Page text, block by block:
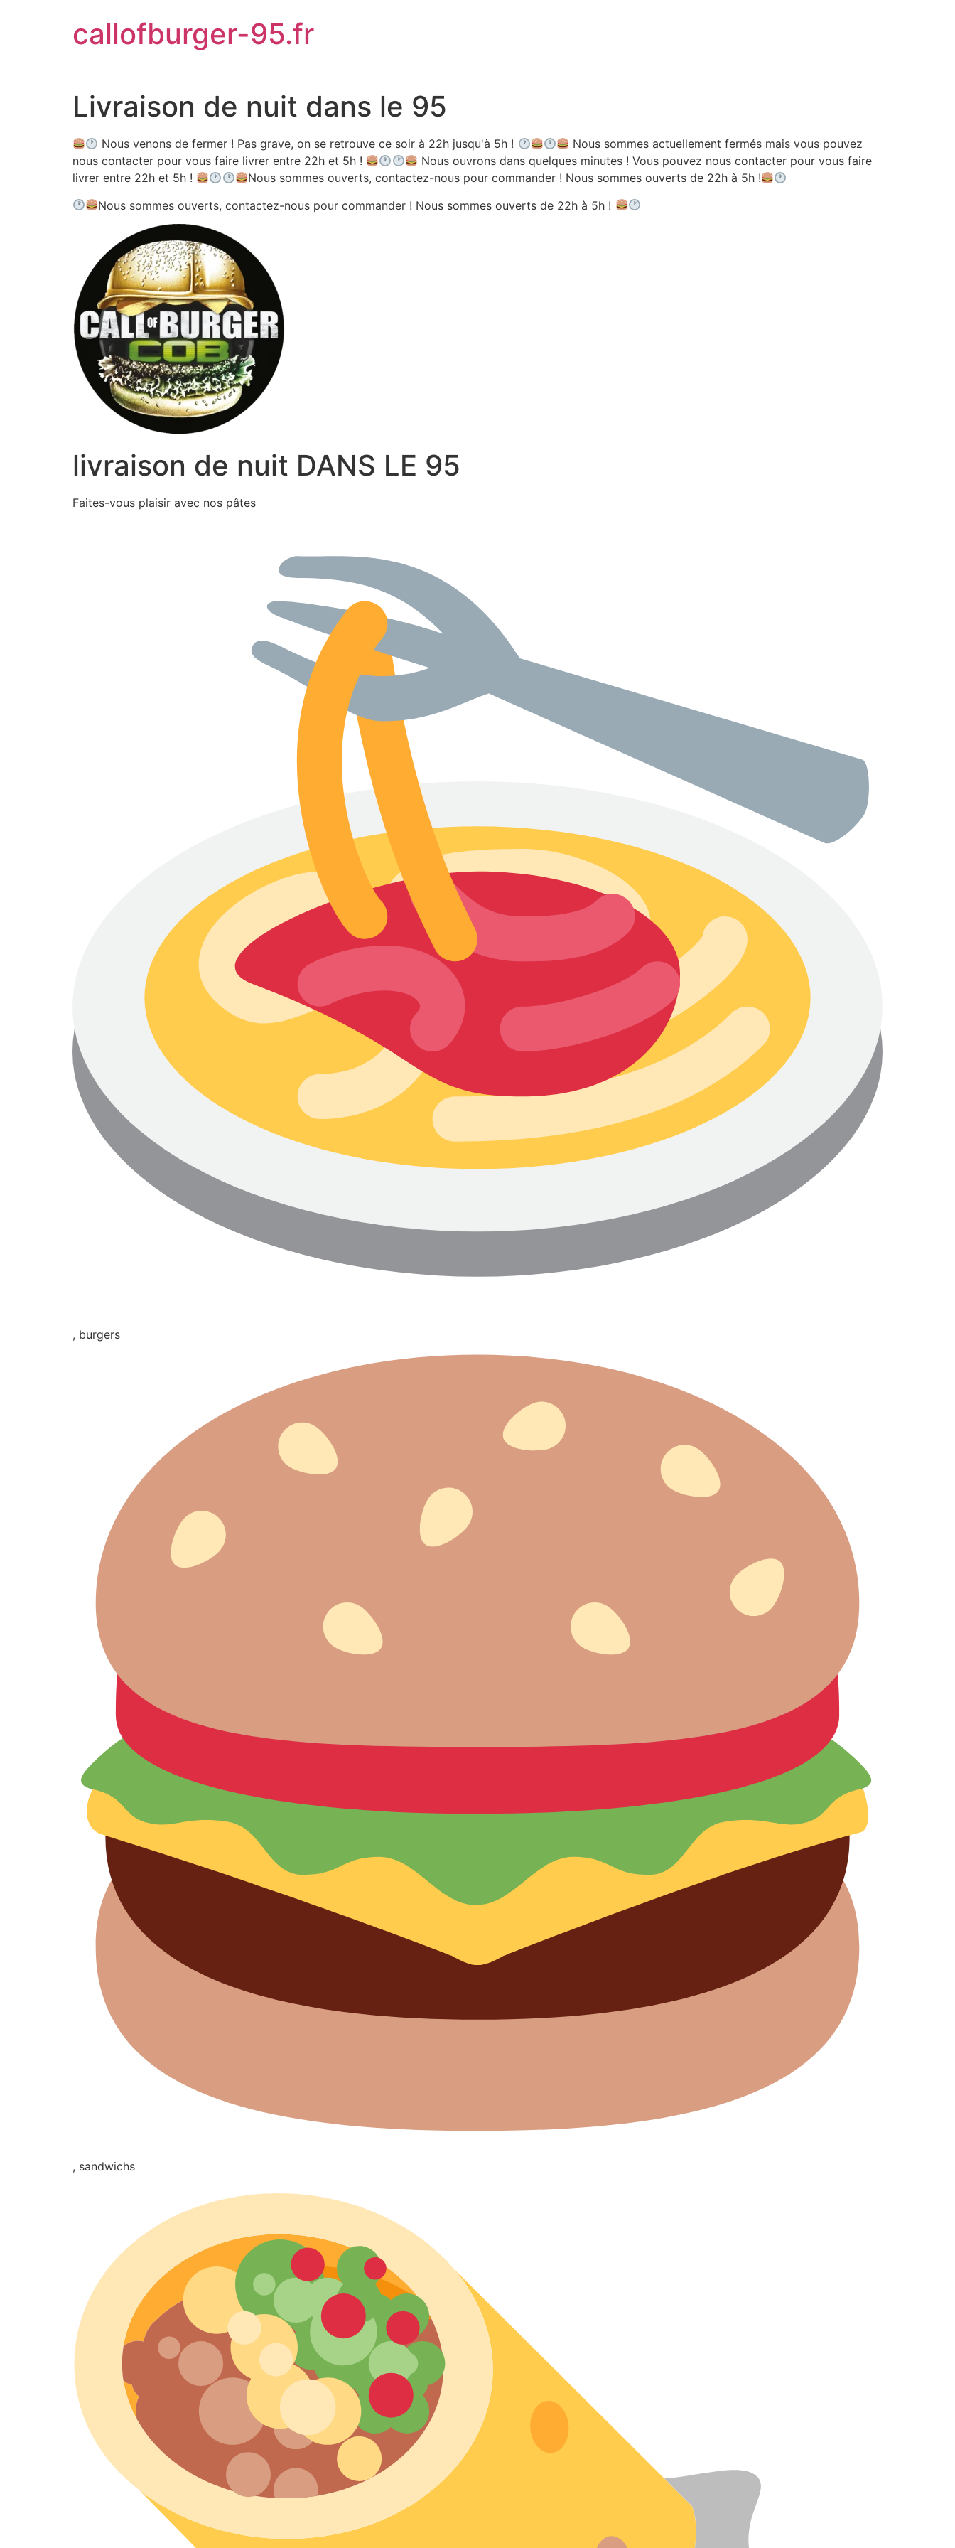
callofburger-95.fr
Livraison de nuit dans le 95
Nous venons de fermer ! Pas grave, on se retrouve ce soir à 22h jusqu'à 5h !
Nous sommes actuellement fermés mais vous pouvez
nous contacter pour vous faire livrer entre 22h et 5h !
Nous ouvrons dans quelques minutes ! Vous pouvez nous contacter pour vous faire
livrer entre 22h et 5h !
Nous sommes ouverts, contactez-nous pour commander ! Nous sommes ouverts de 22h à 5h !
Nous sommes ouverts, contactez-nous pour commander ! Nous sommes ouverts de 22h à 5h !
livraison de nuit DANS LE 95
Faites-vous plaisir avec nos pâtes
, burgers
, sandwichs